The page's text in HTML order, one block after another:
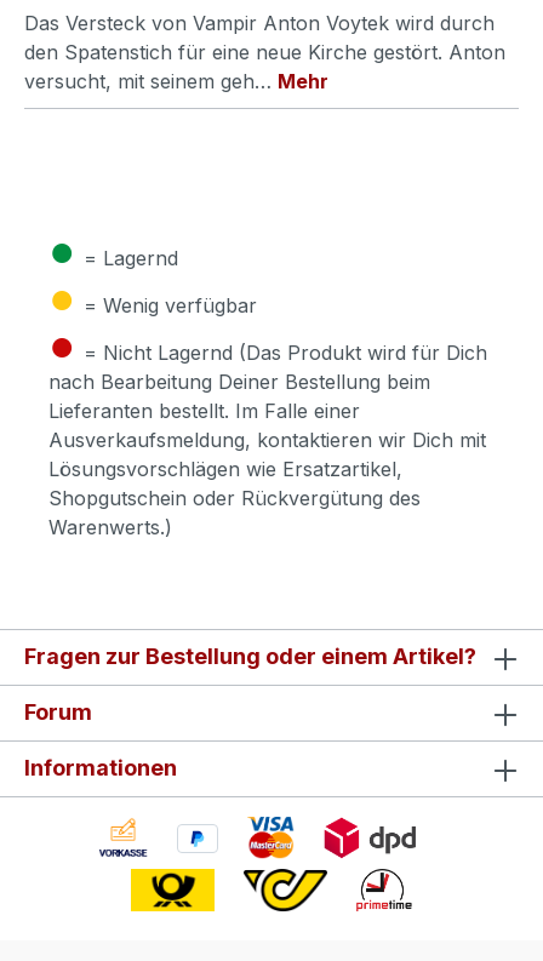
Das Versteck von Vampir Anton Voytek wird durch
den Spatenstich für eine neue Kirche gestört. Anton
versucht, mit seinem geh… Mehr
● = Lagernd
● = Wenig verfügbar
● = Nicht Lagernd (Das Produkt wird für Dich
nach Bearbeitung Deiner Bestellung beim
Lieferanten bestellt. Im Falle einer
Ausverkaufsmeldung, kontaktieren wir Dich mit
Lösungsvorschlägen wie Ersatzartikel,
Shopgutschein oder Rückvergütung des
Warenwerts.)
Fragen zur Bestellung oder einem Artikel?
Forum
Informationen